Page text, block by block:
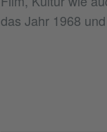
das Jahr 1968